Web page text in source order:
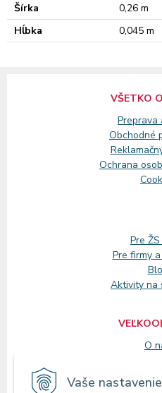
Vaše
Šírka
0,26 m
Hĺbka
0,045 m
VŠETKO
Preprava
Obchodné
Ochrana
Pre
Pre firmy
Aktivity na
O